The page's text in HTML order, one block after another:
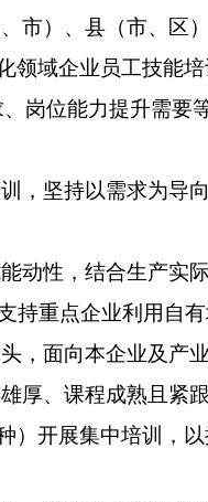
市）、县（市、区
领域企业员工技能
岗位能力提升需要
，坚持以需求为导
动性，结合生产实
持重点企业利用自
，面向本企业及产
厚、课程成熟且紧
）开展集中培训，